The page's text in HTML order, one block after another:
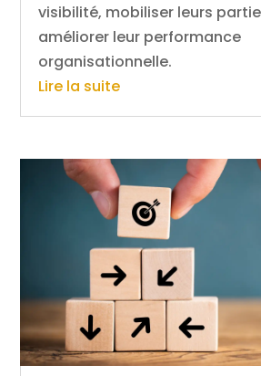
visibilité, mobiliser leurs
améliorer leur performance
organisationnelle.
Lire la suite